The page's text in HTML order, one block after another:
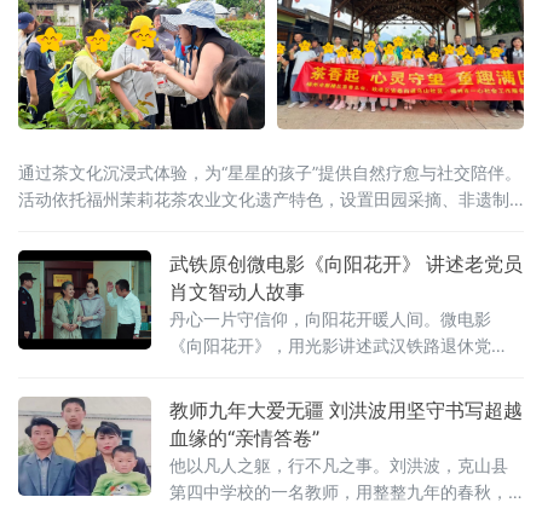
通过茶文化沉浸式体验，为“星星的孩子”提供自然疗愈与社交陪伴。
活动依托福州茉莉花茶农业文化遗产特色，设置田园采摘、非遗制
花；在茶馆，
武铁原创微电影《向阳花开》 讲述老党员
肖文智动人故事
丹心一片守信仰，向阳花开暖人间。微电影
《向阳花开》，用光影讲述武汉铁路退休党
献的动人故事。
教师九年大爱无疆 刘洪波用坚守书写超越
血缘的“亲情答卷”
他以凡人之躯，行不凡之事。刘洪波，克山县
第四中学校的一名教师，用整整九年的春秋，